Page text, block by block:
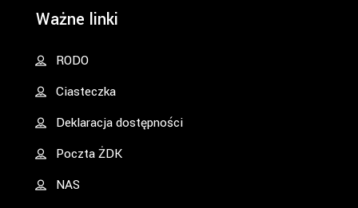
Ważne linki
RODO
Ciasteczka
Deklaracja dostępności
Poczta ŻDK
NAS